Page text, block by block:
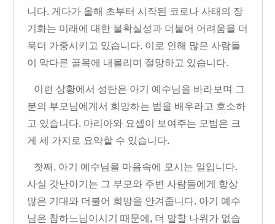
니다. 게다가 올해 초부터 시작된 코로나 사태의 장
기화는 미래에 대한 불확실성과 더불어 어려움을 더
욱더 가중시키고 있습니다. 이로 인해 많은 사람들
이 막다른 골목에 내몰리며 절망하고 있습니다.
이런 상황에서 성탄은 아기 예수님을 바라보며 그
분의 부모님에게서 희망하는 법을 배우라고 호소하
고 있습니다. 마리아와 요셉이 보여주는 모범은 크
게 세 가지로 요약할 수 있습니다.
첫째 , 아기 예수님을 마음속에 모시는 일입니다.
사실 갓난아기는 그 부모와 주변 사람들에게 항상
많은 기대와 더불어 희망을 안겨줍니다. 아기 예수
님은 참하느님이시기 때문에 , 더 말할 나위가 없습